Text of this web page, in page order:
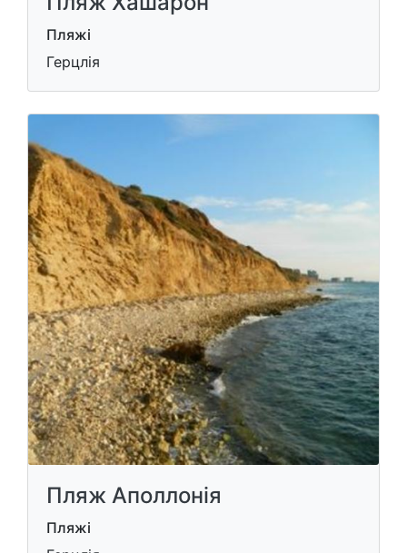
Пляжі
Герцлія
Пляж Аполлонія
Пляжі